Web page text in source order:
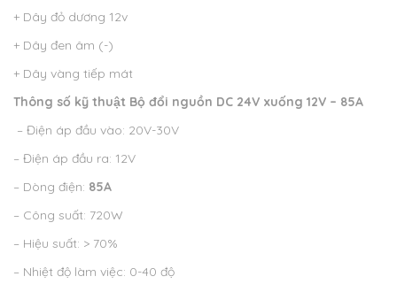
+ Dây đỏ dương 12v
+ Dây đen âm (-)
+ Dây vàng tiếp mát
Thông số kỹ thuật Bộ đổi nguồn DC 24V xuống 12V – 85A
– Điện áp đầu vào: 20V-30V
– Điện áp đầu ra: 12V
– Dòng điện: 85A
– Công suất: 720W
– Hiệu suất: > 70%
– Nhiệt độ làm việc: 0-40 độ